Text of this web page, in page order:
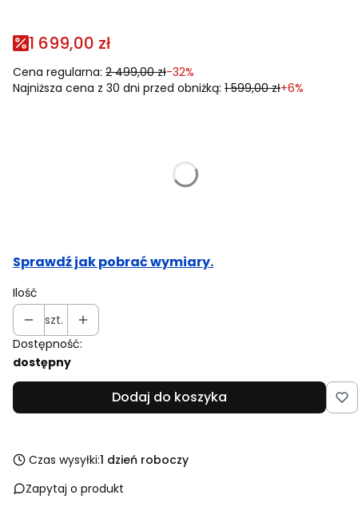
1 699,00 zł
Cena regularna: 2 499,00 zł-32%
Najniższa cena z 30 dni przed obniżką: 1 599,00 zł+6%
Sprawdź jak pobrać wymiary.
Ilość
szt.
Dostępność:
dostępny
Dodaj do koszyka
Czas wysyłki:1 dzień roboczy
Zapytaj o produkt